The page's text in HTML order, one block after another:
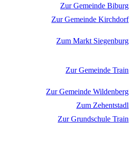
Zur Gemeinde Biburg
Zur Gemeinde Kirchdorf
Zum Markt Siegenburg
Zur Gemeinde Train
Zur Gemeinde Wildenberg
Zum Zehentstadl
Zur Grundschule Train